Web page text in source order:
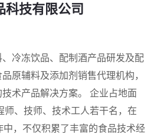
科技有限公司
冷冻饮品、配制酒产品研发及配
原辅料及添加剂销售代理机构，
术产品解决方案。 企业占地面
师、技师、技术工人若干名，在
中，不仅积累了丰富的食品技术经